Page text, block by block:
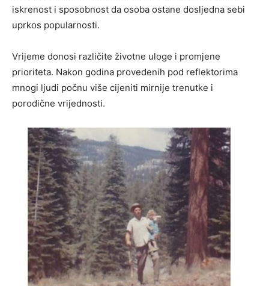
iskrenost i sposobnost da osoba ostane dosljedna sebi
uprkos popularnosti.
Vrijeme donosi različite životne uloge i promjene
prioriteta. Nakon godina provedenih pod reflektorima
mnogi ljudi počnu više cijeniti mirnije trenutke i
porodične vrijednosti.